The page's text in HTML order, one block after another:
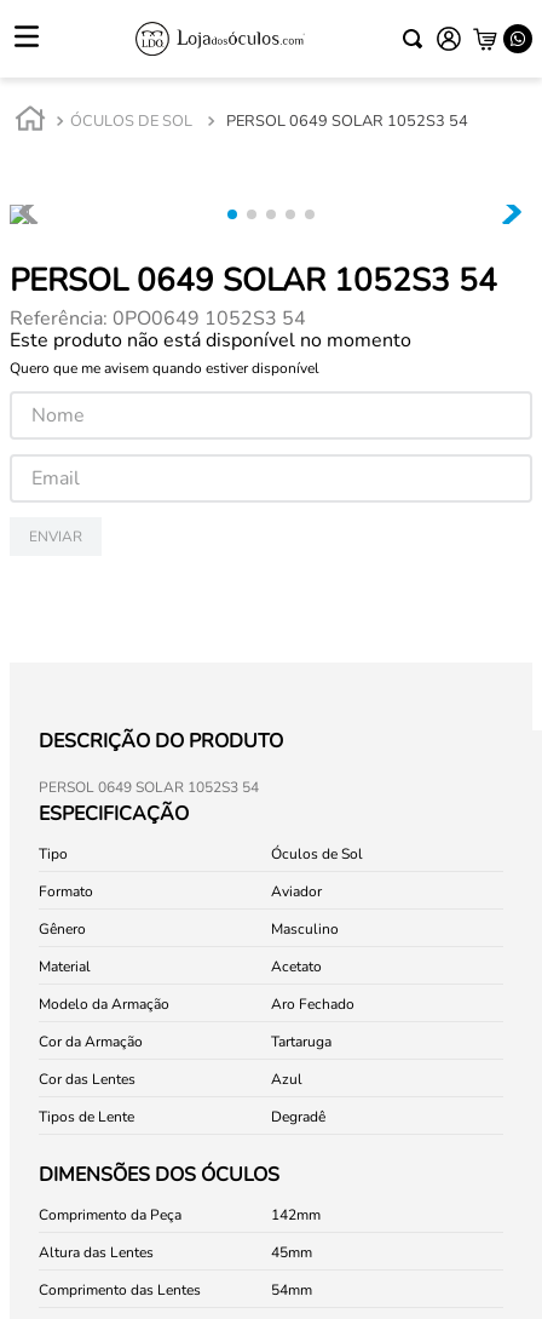
ÓCULOS DE SOL PERSOL 0649 SOLAR 1052S3 54
PERSOL 0649 SOLAR 1052S3 54
Referência: 0PO0649 1052S3 54
Este produto não está disponível no momento
Quero que me avisem quando estiver disponível
ENVIAR
DESCRIÇÃO DO PRODUTO
PERSOL 0649 SOLAR 1052S3 54
ESPECIFICAÇÃO
Tipo
Óculos de Sol
Formato
Aviador
Gênero
Masculino
Material
Acetato
Modelo da Armação
Aro Fechado
Cor da Armação
Tartaruga
Cor das Lentes
Azul
Tipos de Lente
Degradê
DIMENSÕES DOS ÓCULOS
Comprimento da Peça
142
Altura das Lentes
45
Comprimento das Lentes
54